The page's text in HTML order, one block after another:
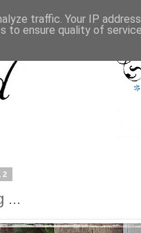
...
traffic. Your IP
to ensure quality of